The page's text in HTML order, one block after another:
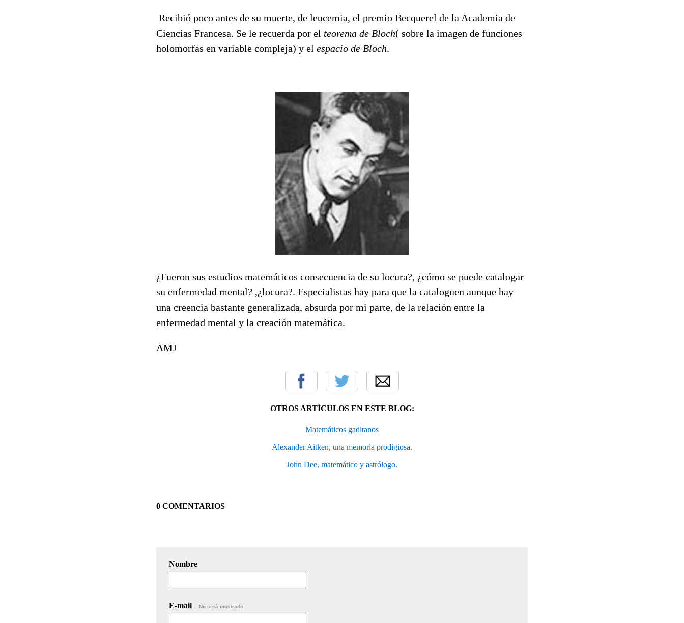
Recibió poco antes de su muerte, de leucemia, el premio Becquerel de la Academia de
Ciencias Francesa. Se le recuerda por el teorema de Bloch( sobre la imagen de funciones
holomorfas en variable compleja) y el espacio de Bloch.
¿Fueron sus estudios matemáticos consecuencia de su locura?, ¿cómo se puede catalogar
su enfermedad mental? ,¿locura?. Especialistas hay para que la cataloguen aunque hay
una creencia bastante generalizada, absurda por mi parte, de la relación entre la
enfermedad mental y la creación matemática.
AMJ
OTROS ARTÍCULOS EN ESTE BLOG:
Matemáticos gaditanos
Alexander Aitken, una memoria prodigiosa.
John Dee, matemático y astrólogo.
0 COMENTARIOS
Nombre
E-mail No será mostrado.